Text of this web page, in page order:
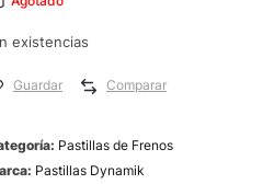
existencias
Guardar Comparar
Pastillas de Frenos
Pastillas Dynamik